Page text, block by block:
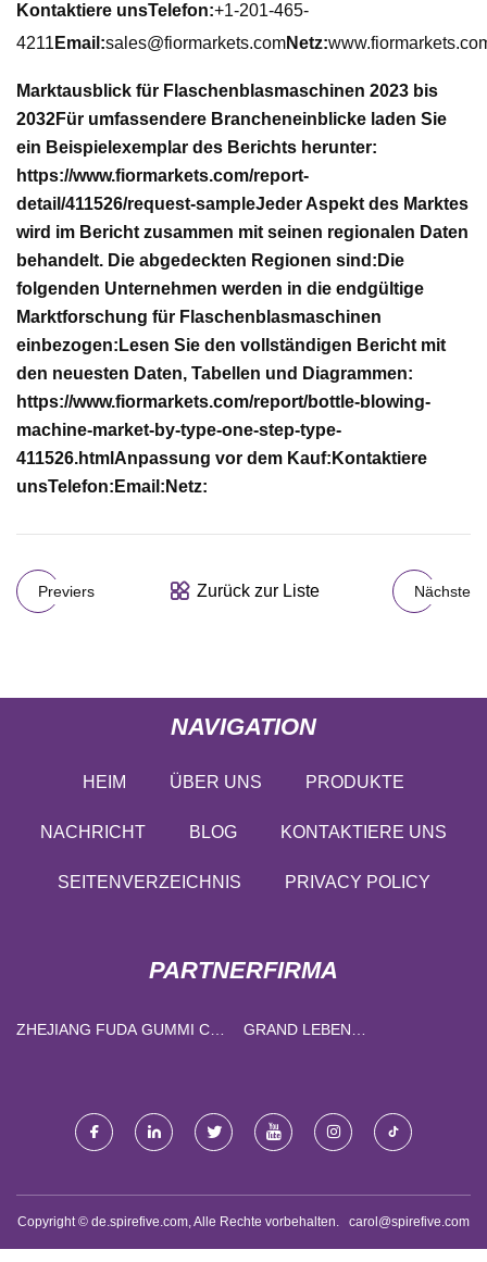
Kontaktiere unsTelefon:+1-201-465-
4211 Email:sales@fiormarkets.comNetz:
Marktausblick für Flaschenblasmaschinen 2023 bis
2032Für umfassendere Brancheneinblicke laden Sie
ein Beispielexemplar des Berichts herunter:
https://www.fiormarkets.com/report-
detail/411526/request-sampleJeder Aspekt des Marktes
wird im Bericht zusammen mit seinen regionalen Daten
behandelt. Die abgedeckten Regionen sind: Die
folgenden Unternehmen werden in die endgültige
Marktforschung für Flaschenblasmaschinen
einbezogen: Lesen Sie den vollständigen Bericht mit
den neuesten Daten, Tabellen und Diagrammen:
https://www.fiormarkets.com/report/bottle-blowing-
machine-market-by-type-one-step-type-
411526.html Anpassung vor dem Kauf: Kontaktiere
unsTelefon: Email: Netz:
Previers Zurück zur Liste Nächste
NAVIGATION
HEIM ÜBER UNS PRODUKTE
NACHRICHT BLOG KONTAKTIERE UNS
SEITENVERZEICHNIS PRIVACY POLICY
PARTNERFIRMA
ZHEJIANG FUDA GUMMI CO.,
GRAND LEBEN
Copyright © de.spirefive.com, Alle Rechte vorbehalten. carol@spirefive.com